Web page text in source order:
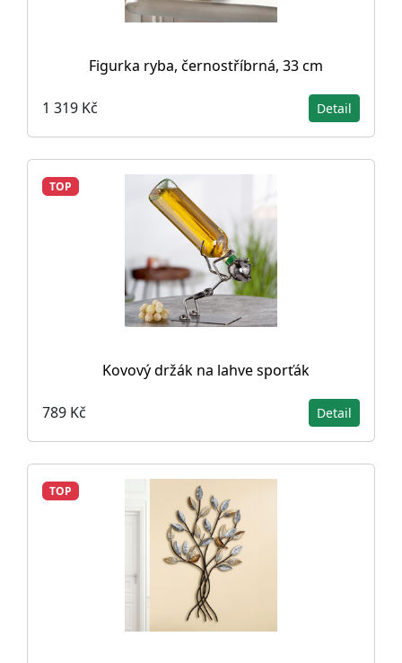
Figurka ryba, černostříbrná, 33 cm
1 319 Kč Detail
TOP
Kovový držák na lahve sporťák
789 Kč Detail
TOP